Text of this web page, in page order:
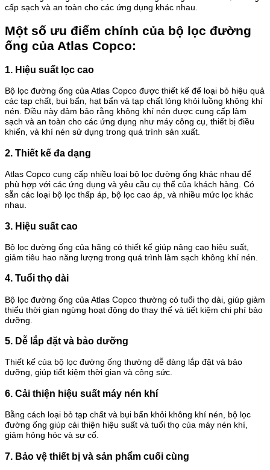
cấp sạch và an toàn cho các ứng dụng khác nhau.
Một số ưu điểm chính của bộ lọc đường
ống của Atlas Copco:
1. Hiệu suất lọc cao
Bộ lọc đường ống của Atlas Copco được thiết kế để loại bỏ hiệu quả
các tạp chất, bụi bẩn, hạt bẩn và tạp chất lỏng khỏi luồng không khí
nén. Điều này đảm bảo rằng không khí nén được cung cấp làm
sạch và an toàn cho các ứng dụng như máy công cụ, thiết bị điều
khiển, và khí nén sử dụng trong quá trình sản xuất.
2. Thiết kế đa dạng
Atlas Copco cung cấp nhiều loại bộ lọc đường ống khác nhau để
phù hợp với các ứng dụng và yêu cầu cụ thể của khách hàng. Có
sẵn các loại bộ lọc thấp áp, bộ lọc cao áp, và nhiều mức lọc khác
nhau.
3. Hiệu suất cao
Bộ lọc đường ống của hãng có thiết kế giúp nâng cao hiệu suất,
giảm tiêu hao năng lượng trong quá trình làm sạch không khí nén.
4. Tuổi thọ dài
Bộ lọc đường ống của Atlas Copco thường có tuổi thọ dài, giúp giảm
thiểu thời gian ngừng hoạt động do thay thế và tiết kiệm chi phí bảo
dưỡng.
5. Dễ lắp đặt và bảo dưỡng
Thiết kế của bộ lọc đường ống thường dễ dàng lắp đặt và bảo
dưỡng, giúp tiết kiệm thời gian và công sức.
6. Cải thiện hiệu suất máy nén khí
Bằng cách loại bỏ tạp chất và bụi bẩn khỏi không khí nén, bộ lọc
đường ống giúp cải thiện hiệu suất và tuổi thọ của máy nén khí,
giảm hỏng hóc và sự cố.
7. Bảo vệ thiết bị và sản phẩm cuối cùng